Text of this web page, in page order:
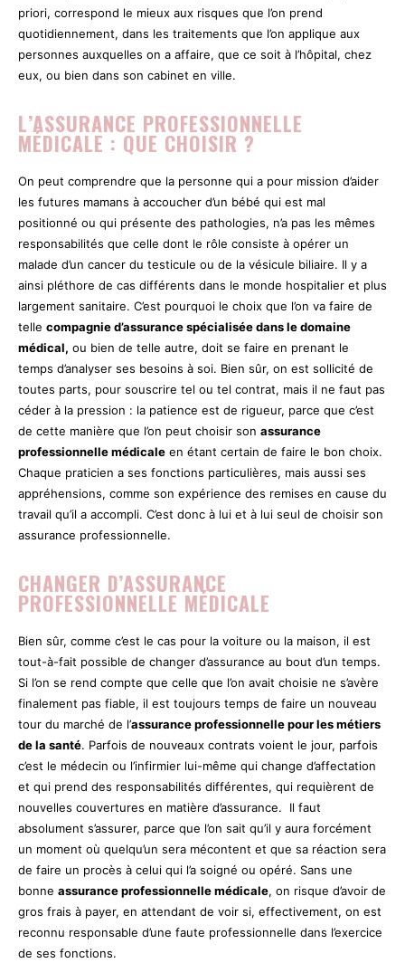
priori, correspond le mieux aux risques que l’on prend
quotidiennement, dans les traitements que l’on applique aux
personnes auxquelles on a affaire, que ce soit à l’hôpital, chez
eux, ou bien dans son cabinet en ville.
L’ASSURANCE PROFESSIONNELLE
MÉDICALE : QUE CHOISIR ?
On peut comprendre que la personne qui a pour mission d’aider
les futures mamans à accoucher d’un bébé qui est mal
positionné ou qui présente des pathologies, n’a pas les mêmes
responsabilités que celle dont le rôle consiste à opérer un
malade d’un cancer du testicule ou de la vésicule biliaire. Il y a
ainsi pléthore de cas différents dans le monde hospitalier et plus
largement sanitaire. C’est pourquoi le choix que l’on va faire de
telle compagnie d’assurance spécialisée dans le domaine
médical, ou bien de telle autre, doit se faire en prenant le
temps d’analyser ses besoins à soi. Bien sûr, on est sollicité de
toutes parts, pour souscrire tel ou tel contrat, mais il ne faut pas
céder à la pression : la patience est de rigueur, parce que c’est
de cette manière que l’on peut choisir son assurance
professionnelle médicale en étant certain de faire le bon choix.
Chaque praticien a ses fonctions particulières, mais aussi ses
appréhensions, comme son expérience des remises en cause du
travail qu’il a accompli. C’est donc à lui et à lui seul de choisir son
assurance professionnelle.
CHANGER D’ASSURANCE
PROFESSIONNELLE MÉDICALE
Bien sûr, comme c’est le cas pour la voiture ou la maison, il est
tout-à-fait possible de changer d’assurance au bout d’un temps.
Si l’on se rend compte que celle que l’on avait choisie ne s’avère
finalement pas fiable, il est toujours temps de faire un nouveau
tour du marché de l’assurance professionnelle pour les métiers
de la santé. Parfois de nouveaux contrats voient le jour, parfois
c’est le médecin ou l’infirmier lui-même qui change d’affectation
et qui prend des responsabilités différentes, qui requièrent de
nouvelles couvertures en matière d’assurance. Il faut
absolument s’assurer, parce que l’on sait qu’il y aura forcément
un moment où quelqu’un sera mécontent et que sa réaction sera
de faire un procès à celui qui l’a soigné ou opéré. Sans une
bonne assurance professionnelle médicale, on risque d’avoir de
gros frais à payer, en attendant de voir si, effectivement, on est
reconnu responsable d’une faute professionnelle dans l’exercice
de ses fonctions.